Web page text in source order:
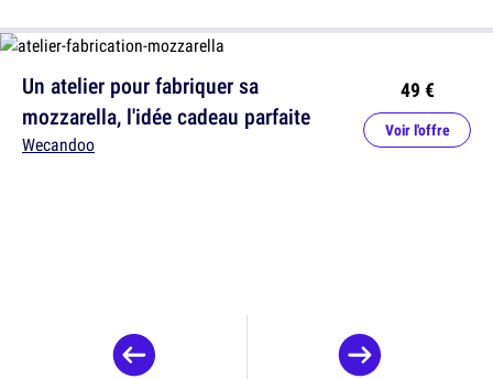
Un atelier pour fabriquer sa
mozzarella, l'idée cadeau parfaite
Wecandoo
49 €
Voir l'offre